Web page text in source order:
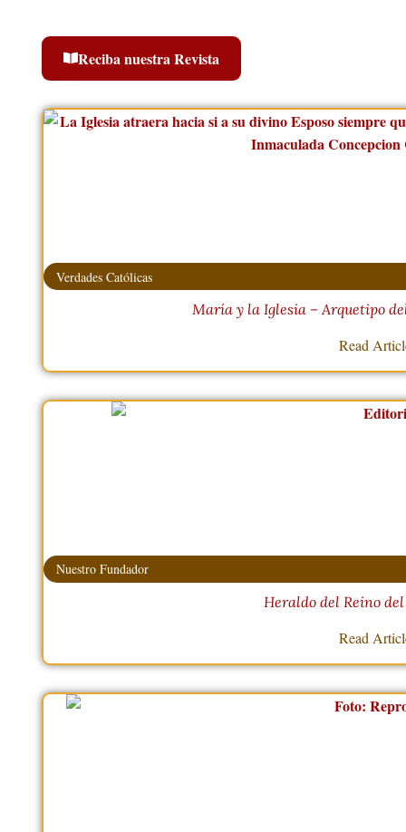
Reciba nuestra Revista
Verdades Católicas
María y la Iglesia – Arquetipo
Read
Nuestro Fundador
Heraldo del Reino
Read